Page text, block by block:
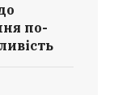
по-